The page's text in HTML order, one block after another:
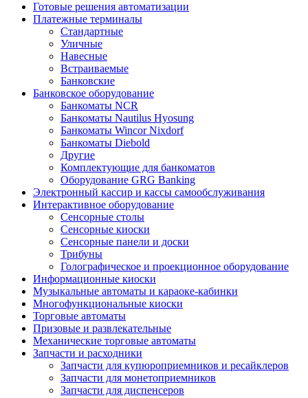
Готовые решения автоматизации
Платежные терминалы
Стандартные
Уличные
Навесные
Встраиваемые
Банковские
Банковское оборудование
Банкоматы NCR
Банкоматы Nautilus Hyosung
Банкоматы Wincor Nixdorf
Банкоматы Diebold
Другие
Комплектующие для банкоматов
Оборудование GRG Banking
Электронный кассир и кассы самообслуживания
Интерактивное оборудование
Сенсорные столы
Сенсорные киоски
Сенсорные панели и доски
Трибуны
Голографическое и проекционное оборудование
Информационные киоски
Музыкальные автоматы и караоке-кабинки
Многофункциональные киоски
Торговые автоматы
Призовые и развлекательные
Механические торговые автоматы
Запчасти и расходники
Запчасти для купюроприемников и ресайклеров
Запчасти для монетоприемников
Запчасти для диспенсеров